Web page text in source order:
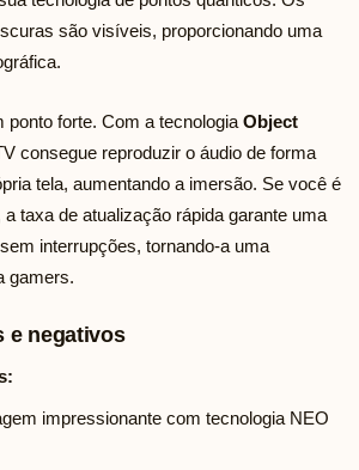
são visíveis, proporcionando uma
forte. Com a tecnologia Object
consegue reproduzir o áudio de forma
tela, aumentando a imersão. Se você é
taxa de atualização rápida garante uma
interrupções, tornando-a uma
gamers.
e negativos
impressionante com tecnologia NEO